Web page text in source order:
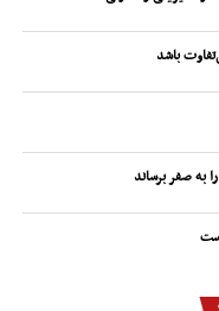
باشد
به صفر برساند